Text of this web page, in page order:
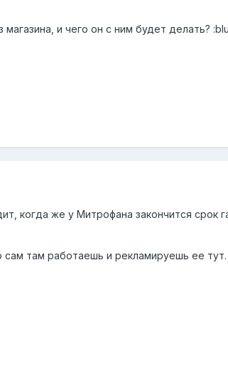
и чего он с ним будет делать?
когда же у Митрофана закончится срок
сам там работаешь и рекламируешь ее тут.